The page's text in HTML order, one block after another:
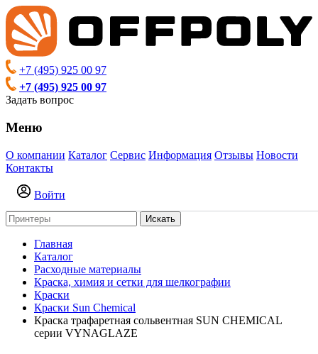
+7 (495) 925 00 97
+7 (495) 925 00 97
Задать вопрос
Меню
О компании Каталог Сервис Информация Отзывы Новости
Контакты
Войти
Искать
Главная
Каталог
Расходные материалы
Краска, химия и сетки для шелкографии
Краски
Краски Sun Chemical
Краска трафаретная сольвентная SUN CHEMICAL
серии VYNAGLAZE